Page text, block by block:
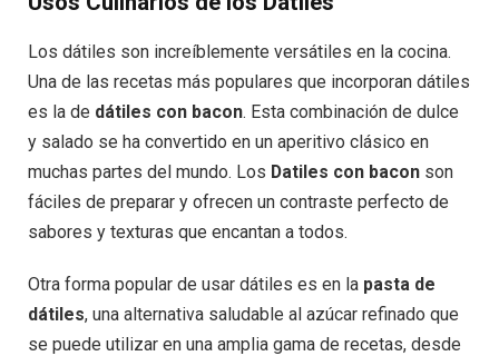
Los dátiles son increíblemente versátiles en la cocina.
Una de las recetas más populares que incorporan dátiles
es la de dátiles con bacon. Esta combinación de dulce
y salado se ha convertido en un aperitivo clásico en
muchas partes del mundo. Los Datiles con bacon son
fáciles de preparar y ofrecen un contraste perfecto de
sabores y texturas que encantan a todos.
Otra forma popular de usar dátiles es en la pasta de
dátiles, una alternativa saludable al azúcar refinado que
se puede utilizar en una amplia gama de recetas, desde